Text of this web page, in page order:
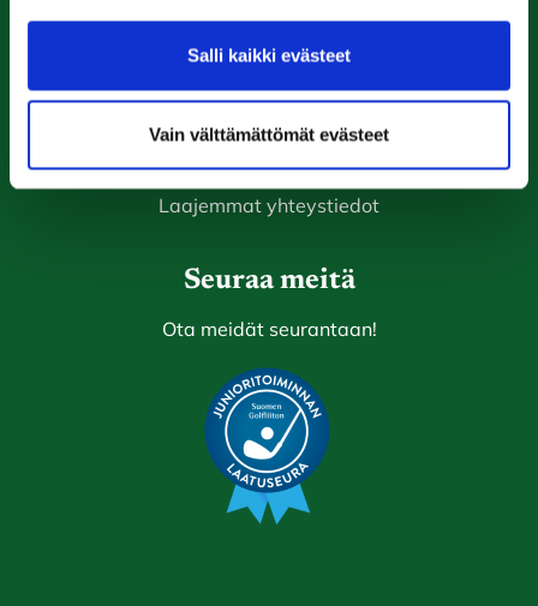
Salli kaikki evästeet
Vain välttämättömät evästeet
0447974813
caddiemaster@raumagolf.fi
Rauma Golf
Ala-Pomppustentie 20
26510 Rauma
Laajemmat yhteystiedot
Seuraa meitä
Ota meidät seurantaan!